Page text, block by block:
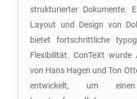
strukturierter Dokumente.
Layout und Design von
bietet fortschrittliche
Flexibilität. ConTeXt
von Hans Hagen und Ton
entwickelt, um